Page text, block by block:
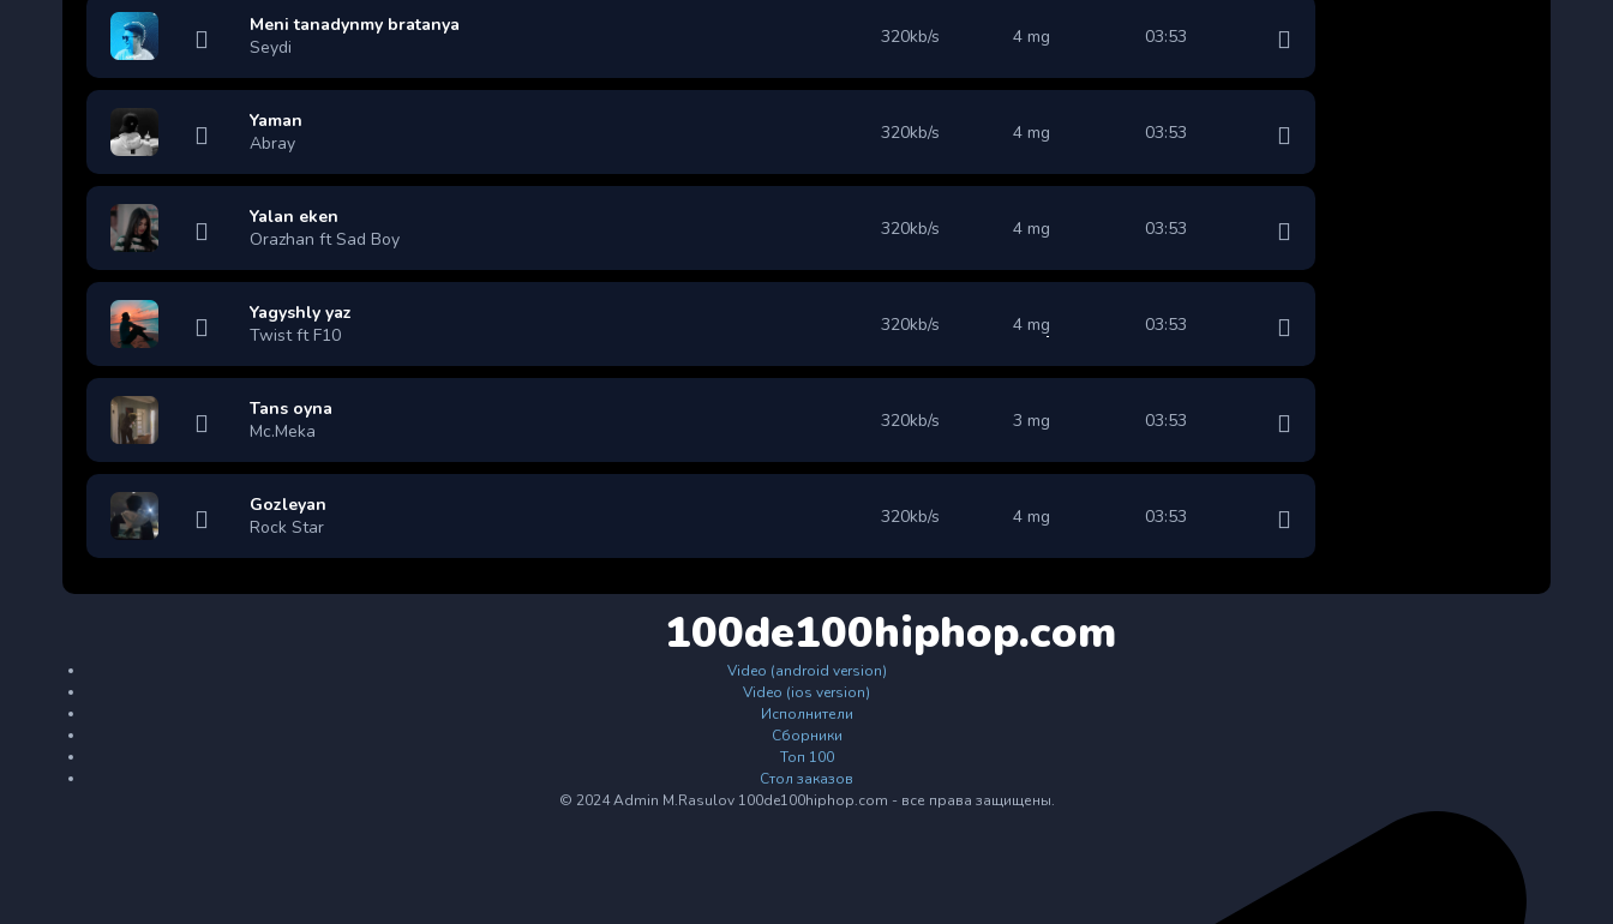
Meni tanadynmy bratanya
Seydi
320kb/s 4 mg 03:53
Yaman
Abray
320kb/s 4 mg 03:53
Yalan eken
Orazhan ft Sad Boy
320kb/s 4 mg 03:53
Yagyshly yaz
Twist ft F10
320kb/s 4 mg 03:53
Tans oyna
Mc.Meka
320kb/s 3 mg 03:53
Gozleyan
Rock Star
320kb/s 4 mg 03:53
100de100hiphop.com
Video (android version)
Video (ios version)
Исполнители
Сборники
Топ 100
Стол заказов
© 2024 Admin M.Rasulov 100de100hiphop.com - все права защищены.